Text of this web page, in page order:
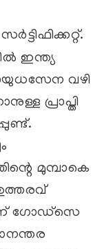
ഇന്ത്യ
വഴി
പ്രാപ്തി
മുമ്പാകെ
ഗോഡ്സെ